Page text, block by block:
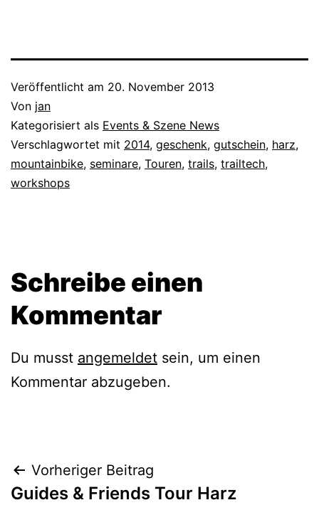
Veröffentlicht am 20. November 2013
Von jan
Kategorisiert als Events & Szene News
Verschlagwortet mit 2014, geschenk, gutschein, harz,
mountainbike, seminare, Touren, trails, trailtech,
workshops
Schreibe einen
Kommentar
Du musst angemeldet sein, um einen
Kommentar abzugeben.
Beitragsnavigation
Vorheriger Beitrag
Guides & Friends Tour Harz